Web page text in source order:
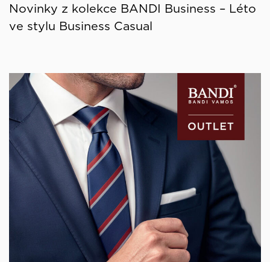
Novinky z kolekce BANDI Business – Léto
ve stylu Business Casual